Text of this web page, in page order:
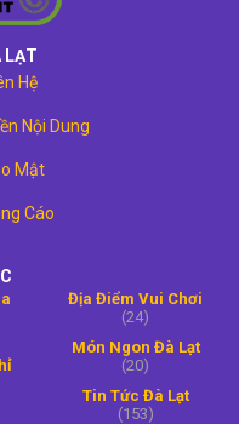
LẠT
Hệ
Nội Dung
Mật
Cáo
Địa Điểm Vui Chơi
(24)
Món Ngon Đà Lạt
(20)
Tin Tức Đà Lạt
(153)